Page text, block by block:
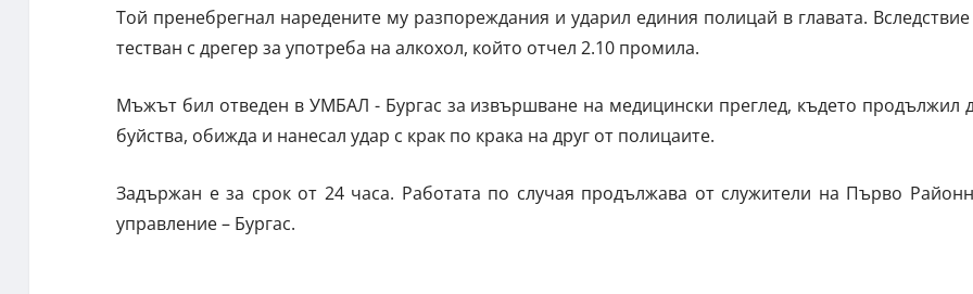
Той пренебрегнал наредените му разпореждания и ударил единия полицай в главата.
тестван с дрегер за употреба на алкохол, който отчел 2.10 промила.
Мъжът бил отведен в УМБАЛ - Бургас за извършване на медицински преглед, където продължил
буйства, обижда и нанесал удар с крак по крака на друг от полицаите.
Задържан е за срок от 24 часа. Работата по случая продължава от служители на Първо
управление – Бургас.